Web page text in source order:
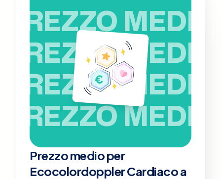
PREZZO MEDIO
PREZZO MEDIO
PREZZO MEDIO
PREZZO MEDIO
Prezzo medio per
Ecocolordoppler Cardiaco a